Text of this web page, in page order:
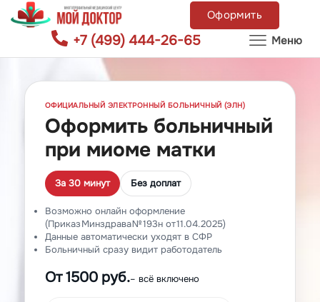
Оформить
+7 (499) 444-26-65 Меню
ОФИЦИАЛЬНЫЙ ЭЛЕКТРОННЫЙ БОЛЬНИЧНЫЙ (ЭЛН)
Оформить больничный
при миоме матки
За 30 минут Без доплат
Возможно онлайн оформление
(Приказ Минздрава № 193н от 11.04.2025)
Данные автоматически уходят в СФР
Больничный сразу видит работодатель
От 1500 руб.– всё включено